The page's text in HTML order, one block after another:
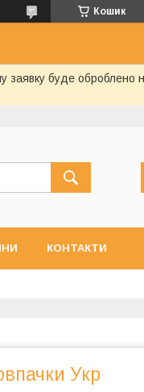
Кошик
заявку буде
КОНТАКТИ
Укр